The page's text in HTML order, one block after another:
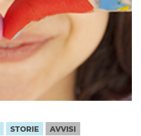
STORIE
AVVISI